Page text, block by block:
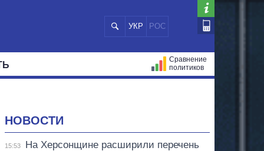
УКР РОС
Сравнение
политиков
НОВОСТИ
15:53
На Херсонщине расширили перечень